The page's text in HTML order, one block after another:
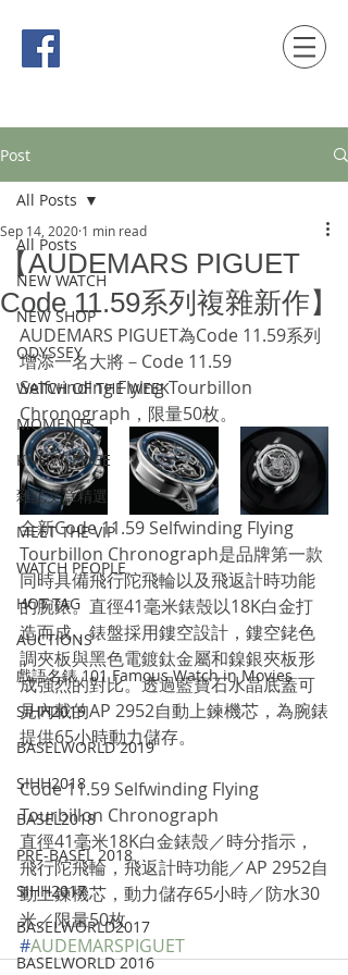
Post
All Posts
NEW WATCH
NEW SHOP
ODYSSEY
WATCH OF THE WEEK
MOMENTS
KNOWLEDGE
雜誌文章精選
MEET THE VIP
WATCH PEOPLE
HOT TAG
AUCTIONS
戲語名錶 101 Famous Watch in Movies
SIHH2019
BASELWORLD 2019
SIHH2018
BASEL2018
PRE-BASEL 2018
SIHH2017
BASELWORLD2017
BASELWORLD 2016
All Posts
【AUDEMARS PIGUET
Code 11.59系列複雜新作】
Sep 14, 2020 1 min read
AUDEMARS PIGUET為Code 11.59系列
增添一名大將－Code 11.59
Selfwinding Flying Tourbillon
Chronograph，限量50枚。
全新Code 11.59 Selfwinding Flying
Tourbillon Chronograph是品牌第一款
同時具備飛行陀飛輪以及飛返計時功能
的腕錶。直徑41毫米錶殼以18K白金打
造而成，錶盤採用鏤空設計，鏤空銠色
調夾板與黑色電鍍鈦金屬和鎳銀夾板形
成強烈的對比。透過藍寶石水晶底蓋可
見內載的AP 2952自動上鍊機芯，為腕錶
提供65小時動力儲存。
Code 11.59 Selfwinding Flying
Tourbillon Chronograph
直徑41毫米18K白金錶殼／時分指示，
飛行陀飛輪，飛返計時功能／AP 2952自
動上鍊機芯，動力儲存65小時／防水30
米／限量50枚
#AUDEMARSPIGUET